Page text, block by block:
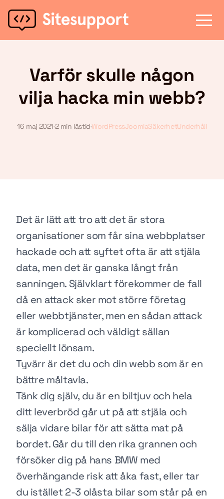
Varför skulle någon
vilja hacka min webb?
16 maj 2021·2 min lästid·WordPressJoomlaSäkerhetUnderhåll
Det är lätt att tro att det är stora
organisationer som får sina webbplatser
hackade och att syftet ofta är att stjäla
data, men det är ganska långt från
sanningen. Självklart förekommer de fall
då en attack sker mot större företag
eller webbtjänster, men en sådan attack
är komplicerad och väldigt sällan
speciellt lönsam.
Tyvärr är det du och din webb som är en
bättre måltavla.
Tänk dig själv, du är en biltjuv och hela
ditt leverbröd går ut på att stjäla och
sälja vidare bilar för att sätta mat på
bordet. Går du till den rika grannen och
försöker dig på hans BMW med
överhängande risk att åka fast, eller tar
du istället 2-3 olåsta bilar som står på en